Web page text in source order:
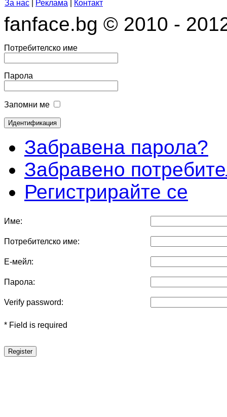
За нас Реклама Контакт
fanface.bg © 2010 -
Потребителско име
Парола
Запомни ме
Забравена парола?
Забравено
Регистрирайте се
Име:
Потребителско име:
Е-мейл:
Парола:
Verify password:
* Field is required
Register